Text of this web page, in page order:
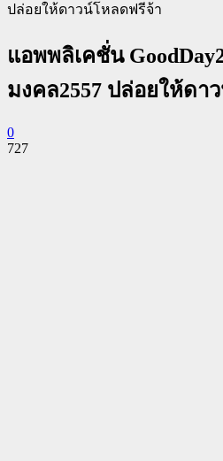
ปล่อยให้ดาวน์โหลดฟรีจ้า
แอพพลิเคชั่น
มงคล2557 ปล่อยให้ดา
0
727